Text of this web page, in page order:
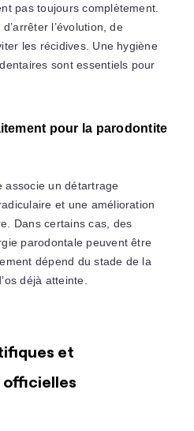
pas toujours complètement.
l’évolution, de
les récidives. Une hygiène
sont essentiels pour
pour la parodontite
associe un détartrage
et une amélioration
Dans certains cas, des
parodontale peuvent être
dépend du stade de la
déjà atteinte.
et
officielles